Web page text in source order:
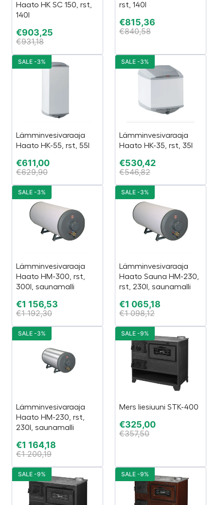
Haato HK SC 150, rst,
140l
€903,25
€931,18
rst, 140l
€815,36
€840,58
Lämminvesivaraaja
Haato HK-55, rst, 55l
€611,00
€629,90
SALE -3%
Lämminvesivaraaja
Haato HK-35, rst, 35l
€530,42
€546,82
SALE -3%
Lämminvesivaraaja
Haato HM-300, rst,
300l, saunamalli
€1 156,53
€1 192,30
SALE -3%
Lämminvesivaraaja
Haato Sauna HM-230,
rst, 230l, saunamalli
€1 065,18
€1 098,12
SALE -3%
Lämminvesivaraaja
Haato HM-230, rst,
230l, saunamalli
€1 164,18
€1 200,19
SALE -3%
Mers liesiuuni STK-400
€325,00
€357,50
SALE -9%
SALE -9% SALE -9%